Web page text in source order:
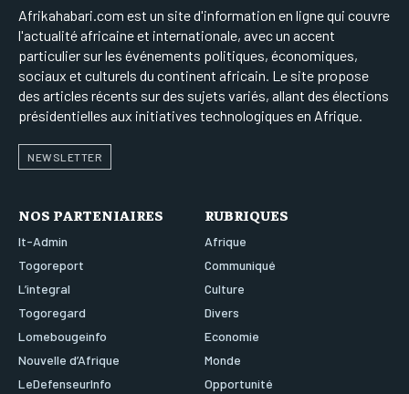
Afrikahabari.com est un site d'information en ligne qui couvre
l'actualité africaine et internationale, avec un accent
particulier sur les événements politiques, économiques,
sociaux et culturels du continent africain. Le site propose
des articles récents sur des sujets variés, allant des élections
présidentielles aux initiatives technologiques en Afrique.
NEWSLETTER
NOS PARTENIAIRES
It-Admin
Togoreport
L’integral
Togoregard
Lomebougeinfo
Nouvelle d’Afrique
LeDefenseurInfo
RUBRIQUES
Afrique
Communiqué
Culture
Divers
Economie
Monde
Opportunité